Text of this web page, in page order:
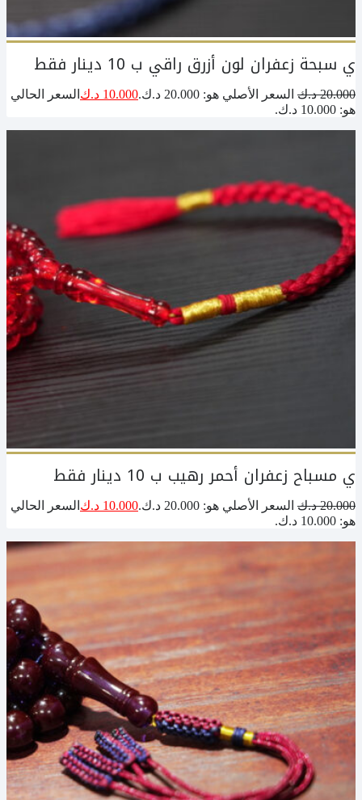
ي سبحة زعفران لون أزرق راقي ب 10 دينار فقط
20.000 د.ك السعر الأصلي هو: 20.000 د.ك. 10.000 د.ك السعر الحالي
هو: 10.000 د.ك.
ي مسباح زعفران أحمر رهيب ب 10 دينار فقط
20.000 د.ك السعر الأصلي هو: 20.000 د.ك. 10.000 د.ك السعر الحالي
هو: 10.000 د.ك.